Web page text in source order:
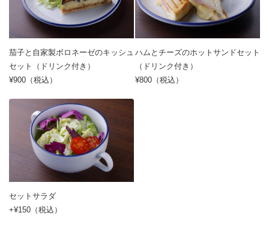
茄子と自家製ボロネーゼのキッシュ
セット（ドリンク付き）
¥900（税込）
ハムとチーズのホットサンドセット
（ドリンク付き）
¥800（税込）
セットサラダ
+¥150（税込）